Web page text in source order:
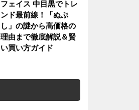
フェイス 中目黒でトレ
ンド最前線！「ぬぷ
し」の謎から高価格の
理由まで徹底解説＆賢
い買い方ガイド